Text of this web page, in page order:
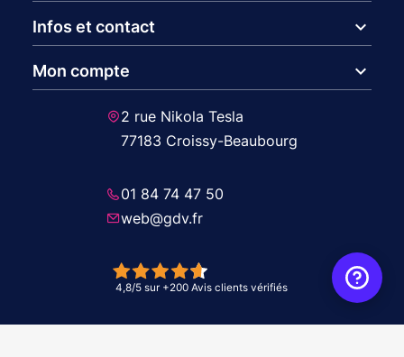
Infos et contact expand_more
Mon compte expand_more
2 rue Nikola Tesla
77183 Croissy-Beaubourg
01 84 74 47 50
web@gdv.fr